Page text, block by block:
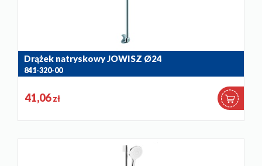
Drążek natryskowy JOWISZ Ø24
841-320-00
41,06zł